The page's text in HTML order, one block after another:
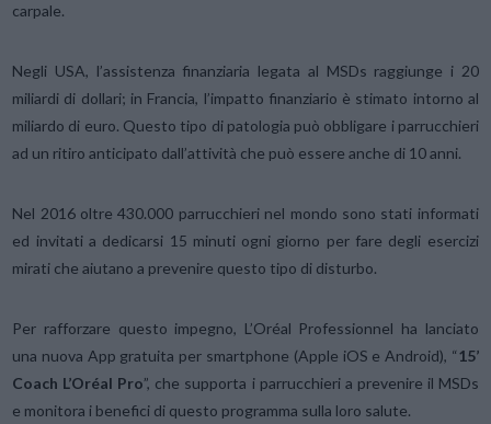
carpale.
Negli USA, l’assistenza finanziaria legata al MSDs raggiunge i 20
miliardi di dollari; in Francia, l’impatto finanziario è stimato intorno al
miliardo di euro. Questo tipo di patologia può obbligare i parrucchieri
ad un ritiro anticipato dall’attività che può essere anche di 10 anni.
Nel 2016 oltre 430.000 parrucchieri nel mondo sono stati informati
ed invitati a dedicarsi 15 minuti ogni giorno per fare degli esercizi
mirati che aiutano a prevenire questo tipo di disturbo.
Per rafforzare questo impegno, L’Oréal Professionnel ha lanciato
una nuova App gratuita per smartphone (Apple iOS e Android), “15’
Coach L’Oréal Pro”, che supporta i parrucchieri a prevenire il MSDs
e monitora i benefici di questo programma sulla loro salute.